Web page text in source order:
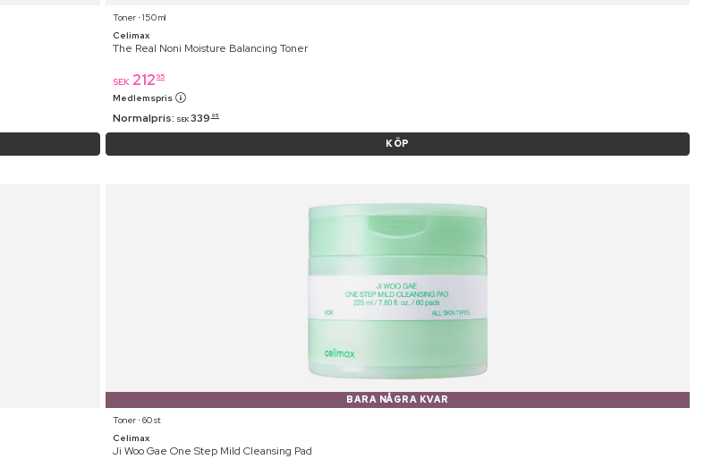
Toner ⋅ 150 ml
Celimax
The Real Noni Moisture Balancing Toner
SEK 212 95
Medlemspris
Normalpris: SEK 339 95
KÖP
BARA NÅGRA KVAR
Toner ⋅ 60 st
Celimax
Ji Woo Gae One Step Mild Cleansing Pad